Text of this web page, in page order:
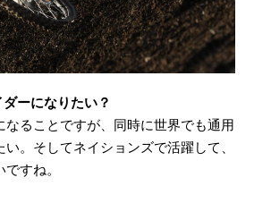
ーになりたい？
なることですが、同時に世界でも通用
。そしてネイションズで活躍して、
すね。